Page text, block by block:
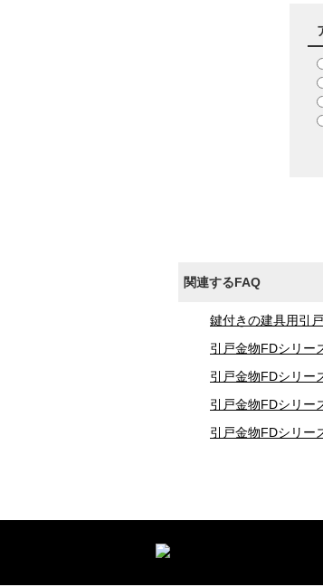
関連するFAQ
鍵付きの建具用引
引戸金物FDシリー
引戸金物FDシリー
引戸金物FDシリー
引戸金物FDシリー